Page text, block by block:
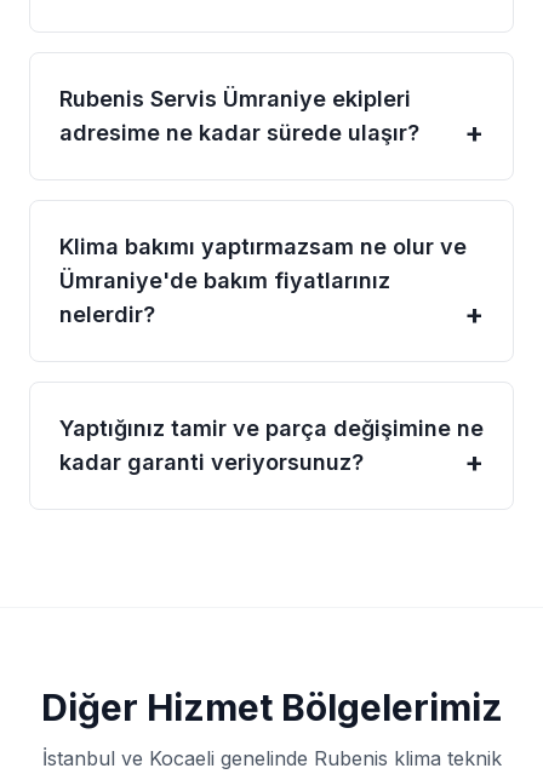
Rubenis Servis Ümraniye ekipleri
adresime ne kadar sürede ulaşır?
Klima bakımı yaptırmazsam ne olur ve
Ümraniye'de bakım fiyatlarınız
nelerdir?
Yaptığınız tamir ve parça değişimine ne
kadar garanti veriyorsunuz?
Diğer Hizmet Bölgelerimiz
İstanbul ve Kocaeli genelinde Rubenis klima teknik